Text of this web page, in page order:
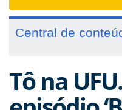
Central de
Tô na